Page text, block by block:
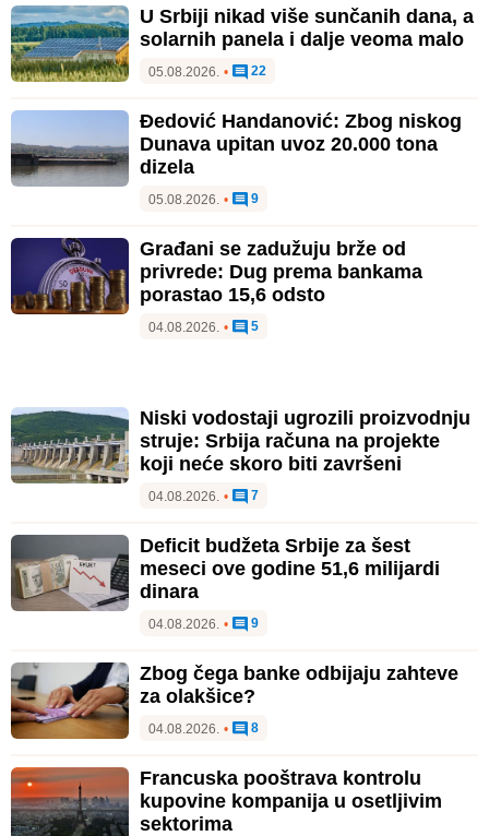
U Srbiji nikad više sunčanih dana, a
solarnih panela i dalje veoma malo
05.08.2026. • 22
Đedović Handanović: Zbog niskog
Dunava upitan uvoz 20.000 tona
dizela
05.08.2026. • 9
Građani se zadužuju brže od
privrede: Dug prema bankama
porastao 15,6 odsto
04.08.2026. • 5
Niski vodostaji ugrozili proizvodnju
struje: Srbija računa na projekte
koji neće skoro biti završeni
04.08.2026. • 7
Deficit budžeta Srbije za šest
meseci ove godine 51,6 milijardi
dinara
04.08.2026. • 9
Zbog čega banke odbijaju zahteve
za olakšice?
04.08.2026. • 8
Francuska pooštrava kontrolu
kupovine kompanija u osetljivim
sektorima